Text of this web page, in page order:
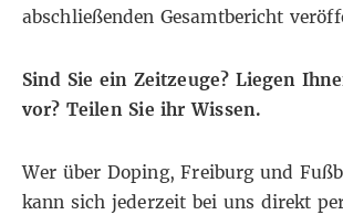
abschließenden Gesamtbericht
Sind Sie ein Zeitzeuge? Liegen
vor? Teilen Sie ihr Wissen.
Wer über Doping, Freiburg und
kann sich jederzeit bei uns direkt